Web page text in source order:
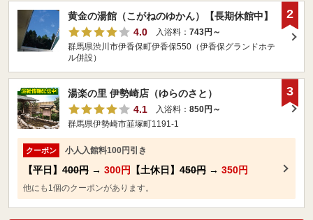
黄金の湯館（こがねのゆかん）【長期休館中】
4.0
入浴料： 743円～
群馬県渋川市伊香保町伊香保550（伊香保グランドホテ
ル併設）
2
湯楽の里 伊勢崎店（ゆらのさと）
4.1
入浴料： 850円～
群馬県伊勢崎市韮塚町1191-1
クーポン 小人入館料100円引き
【平日】 400円 → 300円 【土休日】 450円 → 350円
他にも1個のクーポンがあります。
3